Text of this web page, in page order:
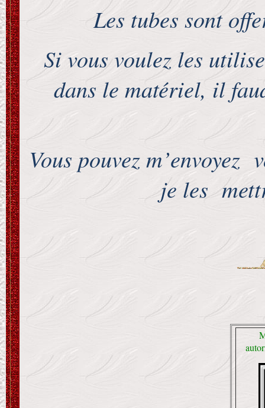
Les tubes sont
Si vous voulez les
dans le matériel, il
Vous pouvez m’envoyez
je les